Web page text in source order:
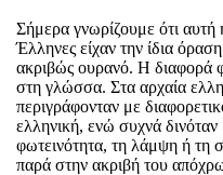
Σήμερα γνωρίζουμε ότι αυτή
Έλληνες είχαν την ίδια
ακριβώς ουρανό. Η διαφορά
στη γλώσσα. Στα αρχαία
περιγράφονταν με
ελληνική, ενώ συχνά
φωτεινότητα, τη λάμψη ή τη
παρά στην ακριβή του